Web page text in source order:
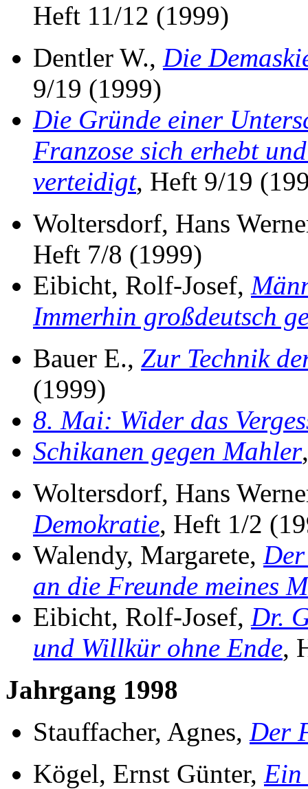
Heft 11/12 (1999)
Dentler W., Die
9/19 (1999)
Die Gründe einer
Franzose sich erhebt
verteidigt, Heft 9/19
Woltersdorf, Hans
Heft 7/8 (1999)
Eibicht, Rolf-Josef,
Immerhin großdeutsch
Bauer E., Zur Technik
(1999)
8. Mai: Wider das
Schikanen gegen Mahler
Woltersdorf, Hans
Demokratie, Heft 1/2
Walendy, Margarete,
an die Freunde meines
Eibicht, Rolf-Josef, Dr.
und Willkür ohne Ende,
Jahrgang 1998
Stauffacher, Agnes, Der
Kögel, Ernst Günter,